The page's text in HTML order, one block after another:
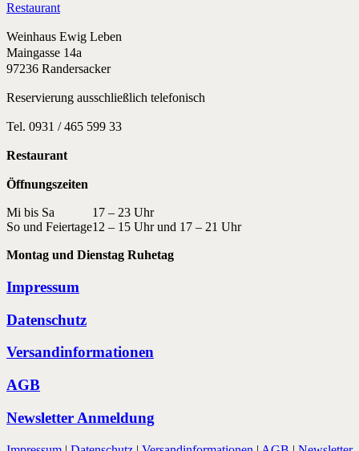
Restaurant
Weinhaus Ewig Leben
Maingasse 14a
97236 Randersacker
Reservierung ausschließlich telefonisch
Tel. 0931 / 465 599 33
Restaurant
Öffnungszeiten
Mi bis Sa
17 – 23 Uhr
So und Feiertage12 – 15 Uhr und 17 – 21 Uhr
Montag und Dienstag Ruhetag
Impressum
Datenschutz
Versandinformationen
AGB
Newsletter Anmeldung